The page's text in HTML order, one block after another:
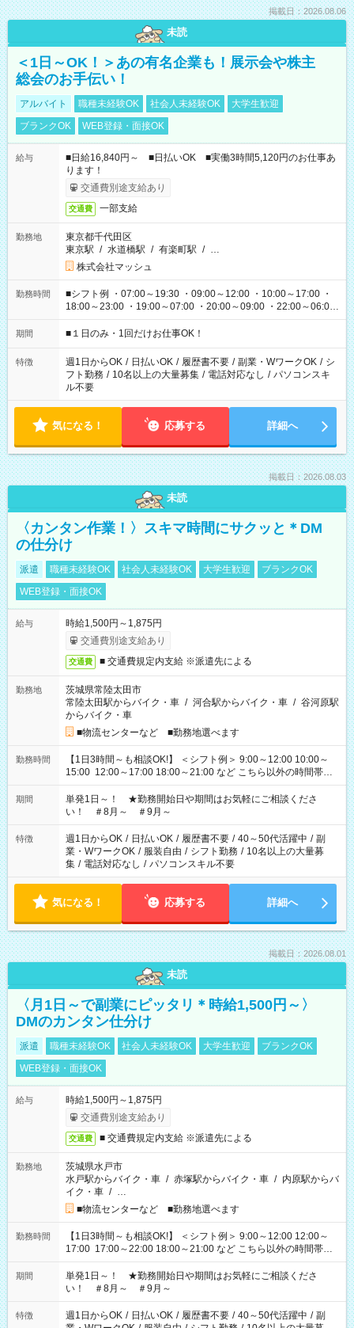
掲載日：2026.08.06
未読
＜1日～OK！＞あの有名企業も！展示会や株主
総会のお手伝い！
アルバイト 職種未経験OK 社会人未経験OK
大学生歓迎
ブランクOK
WEB登録・面接OK
給与
■日給16,840円～ ■日払いOK ■実働3時間5,120円のお仕事あ
ります！
交通費別途支給あり
交通費 一部支給
勤務地
東京都千代田区
東京駅 / 水道橋駅 / 有楽町駅 / …
株式会社マッシュ
勤務時間
■シフト例 ・07:00～19:30 ・09:00～12:00 ・10:00～17:00 ・
18:00～23:00 ・19:00～07:00 ・20:00～09:00 ・22:00～06:00
etc ★最短で3時間で5,120円のお仕事から 15時間で2万円近く稼
げるお仕事も！ ご希望のお時間に合わせてご紹介！ ※シフトは
ください！
期間 ■１日のみ・1回だけお仕事OK！
特徴 週1日からOK / 日払いOK / 履歴書不要 / 副業・WワークOK / シ
フト勤務 / 10名以上の大量募集 / 電話対応なし / パソコンスキ
ル不要
気になる！ 応募する 詳細へ
掲載日：2026.08.03
未読
〈カンタン作業！〉スキマ時間にサクッと＊DM
の仕分け
派遣 職種未経験OK 社会人未経験OK 大学生歓迎
ブランクOK
WEB登録・面接OK
給与
時給1,500円～1,875円
交通費別途支給あり
交通費 ■ 交通費規定内支給 ※派遣先による
勤務地
茨城県常陸太田市
常陸太田駅からバイク・車 / 河合駅からバイク・車 / 谷河原駅
からバイク・車
■物流センターなど ■勤務地選べます
勤務時間
【1日3時間～も相談OK!】 ＜シフト例＞ 9:00～12:00 10:00～
15:00 12:00～17:00 18:00～21:00 など こちら以外の時間帯も
お気軽にご相談ください！
期間
単発1日～！ ★勤務開始日や期間はお気軽にご相談くださ
い！ ＃8月～ ＃9月～
特徴 週1日からOK / 日払いOK / 履歴書不要 / 40～50代活躍中 / 副
業・WワークOK / 服装自由 / シフト勤務 / 10名以上の大量募
集 / 電話対応なし / パソコンスキル不要
気になる！ 応募する 詳細へ
掲載日：2026.08.01
未読
〈月1日～で副業にピッタリ＊時給1,500円～〉
DMのカンタン仕分け
派遣 職種未経験OK 社会人未経験OK 大学生歓迎
ブランクOK
WEB登録・面接OK
給与
時給1,500円～1,875円
交通費別途支給あり
交通費 ■ 交通費規定内支給 ※派遣先による
勤務地
茨城県水戸市
水戸駅からバイク・車 / 赤塚駅からバイク・車 / 内原駅からバ
イク・車 / …
■物流センターなど ■勤務地選べます
勤務時間
【1日3時間～も相談OK!】 ＜シフト例＞ 9:00～12:00 12:00～
17:00 17:00～22:00 18:00～21:00 など こちら以外の時間帯も
お気軽にご相談ください！
期間
単発1日～！ ★勤務開始日や期間はお気軽にご相談くださ
い！ ＃8月～ ＃9月～
特徴 週1日からOK / 日払いOK / 履歴書不要 / 40～50代活躍中 / 副